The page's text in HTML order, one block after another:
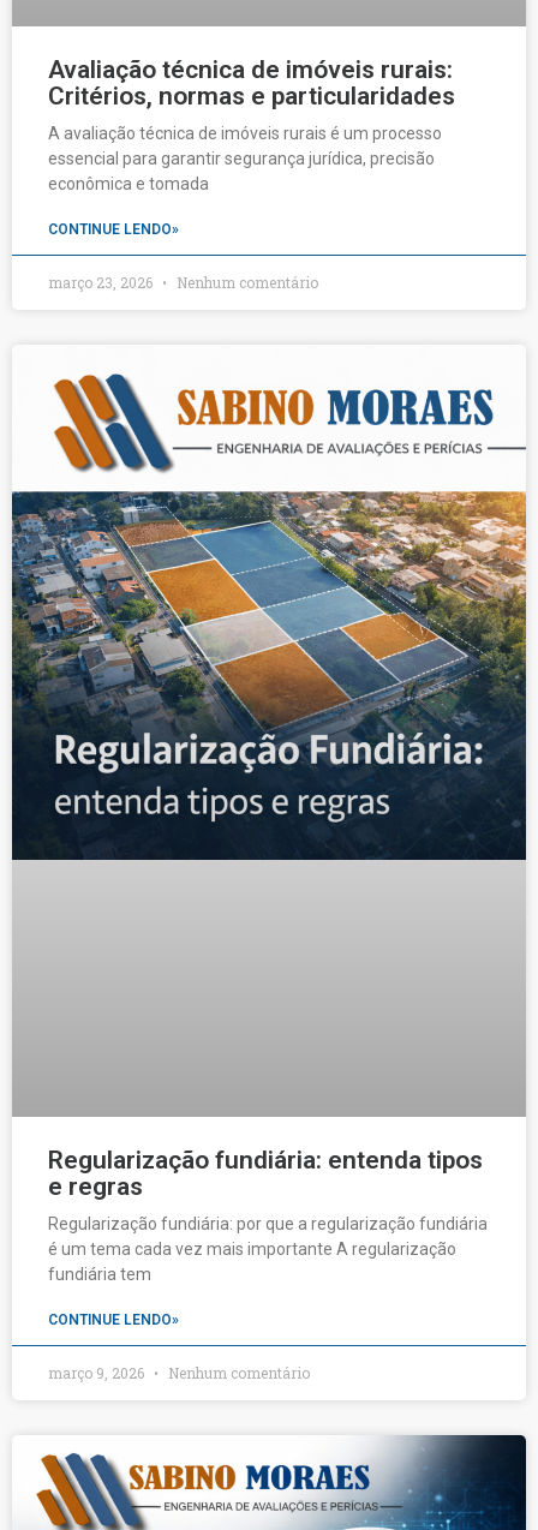
Avaliação técnica de imóveis rurais:
Critérios, normas e particularidades
A avaliação técnica de imóveis rurais é um processo
essencial para garantir segurança jurídica, precisão
econômica e tomada
CONTINUE LENDO»
março 23, 2026 Nenhum comentário
Regularização fundiária: entenda tipos
e regras
Regularização fundiária: por que a regularização fundiária
é um tema cada vez mais importante A regularização
fundiária tem
CONTINUE LENDO»
março 9, 2026 Nenhum comentário